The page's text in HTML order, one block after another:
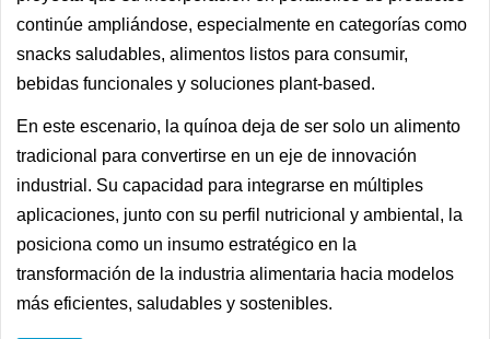
continúe ampliándose, especialmente en categorías como
snacks saludables, alimentos listos para consumir,
bebidas funcionales y soluciones plant-based.
En este escenario, la quínoa deja de ser solo un alimento
tradicional para convertirse en un eje de innovación
industrial. Su capacidad para integrarse en múltiples
aplicaciones, junto con su perfil nutricional y ambiental, la
posiciona como un insumo estratégico en la
transformación de la industria alimentaria hacia modelos
más eficientes, saludables y sostenibles.